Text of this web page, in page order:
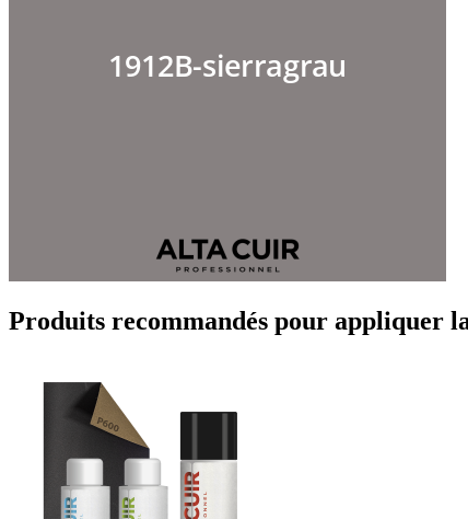
Produits recommandés pour appliquer